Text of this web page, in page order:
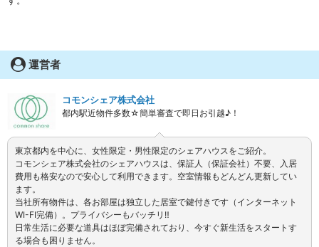
運営者
コモンシェア株式会社
都内駅近物件多数☆簡単審査で即日お引越♪！
東京都内を中心に、女性限定・男性限定のシェアハウスをご紹介。
コモンシェア株式会社のシェアハウスは、保証人（保証会社）不要、入居
費用も格安なので安心して利用できます。空室情報もどんどん更新してい
ます。
当社所有物件は、各お部屋は独立した居室で鍵付きです（インターネット
WI-FI完備）。プライバシーもバッチリ‼
日常生活に必要な道具はほぼ完備されており、今すぐ新生活をスタートす
る場合も困りません。